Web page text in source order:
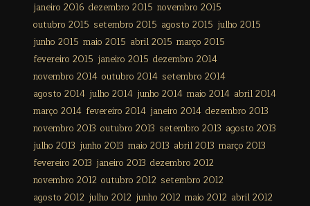
janeiro 2016 dezembro 2015 novembro 2015
outubro 2015 setembro 2015 agosto 2015 julho 2015
junho 2015 maio 2015 abril 2015 março 2015
fevereiro 2015 janeiro 2015 dezembro 2014
novembro 2014 outubro 2014 setembro 2014
agosto 2014 julho 2014 junho 2014 maio 2014 abril 2014
março 2014 fevereiro 2014 janeiro 2014 dezembro 2013
novembro 2013 outubro 2013 setembro 2013 agosto 2013
julho 2013 junho 2013 maio 2013 abril 2013 março 2013
fevereiro 2013 janeiro 2013 dezembro 2012
novembro 2012 outubro 2012 setembro 2012
agosto 2012 julho 2012 junho 2012 maio 2012 abril 2012